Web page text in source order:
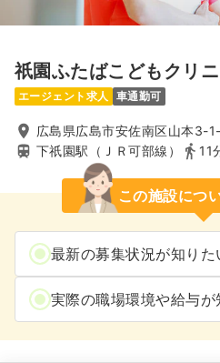
祇園ふたばこどもクリ
エージェント求人 車通勤可
広島県広島市安佐南区山本3-
下祇園駅（ＪＲ可部線）
11
この施設につ
最新の募集状況が知りた
実際の職場環境や給与が